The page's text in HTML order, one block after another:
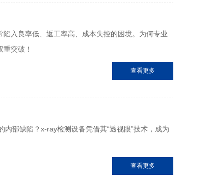
入良率低、返工率高、成本失控的困境。为何专业
突破！
查看更多
部缺陷？x-ray检测设备凭借其“透视眼”技术，成为
查看更多